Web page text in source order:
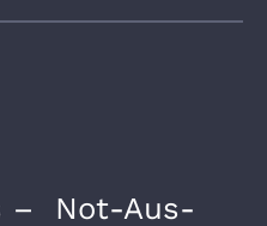
– Not-Aus-